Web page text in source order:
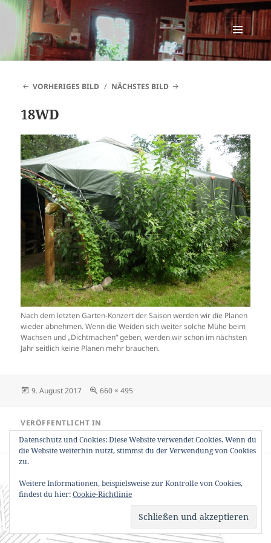
SINNESWANDEL
MENÜ
UND
VORHERIGES BILD
NÄCHSTES BILD
18WD
Nach dem letzten Garten-Konzert der Saison werden wir die Planen
wieder abnehmen. Wenn die Weiden sich weiter solche Mühe beim
Wachsen und „Dichtmachen“ geben, werden wir schon im nächsten
Jahr seitlich keine Planen mehr brauchen.
Veröffentlicht
9. August 2017 Originalgröße
660 × 495
VERÖFFENTLICHT IN
Fotos Gartenbühnen
Datenschutz und Cookies: Diese Website verwendet Cookies. Wenn du
die Website weiterhin nutzt, stimmst du der Verwendung von Cookies
zu.
Weitere Informationen, beispielsweise zur Kontrolle von Cookies,
findest du hier:Cookie-Richtlinie